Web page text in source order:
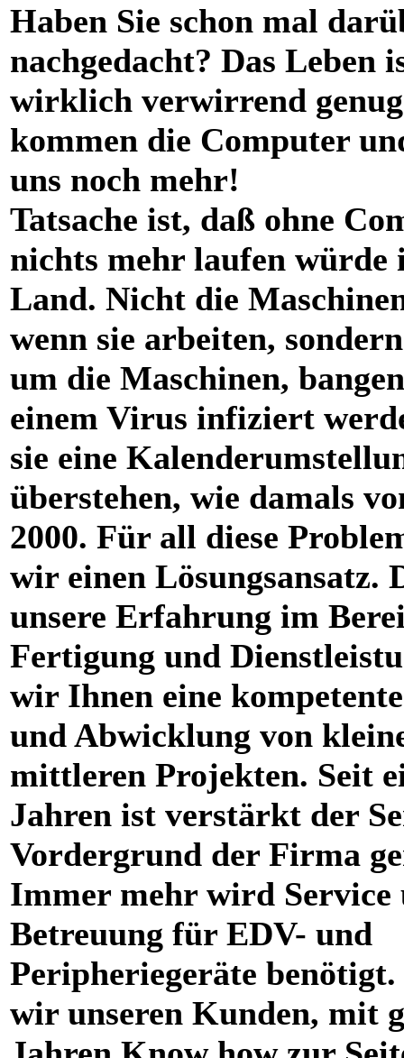
Haben Sie schon mal
nachgedacht? Das Leben
wirklich verwirrend
kommen die Computer
uns noch mehr!
Tatsache ist, daß ohne
nichts mehr laufen würde
Land. Nicht die
wenn sie arbeiten,
um die Maschinen,
einem Virus infiziert
sie eine
überstehen, wie damals
2000. Für all diese
wir einen Lösungsansatz.
unsere Erfahrung im
Fertigung und
wir Ihnen eine
und Abwicklung von
mittleren Projekten. Seit
Jahren ist verstärkt der
Vordergrund der Firma
Immer mehr wird Service
Betreuung für EDV- und
Peripheriegeräte
wir unseren Kunden, mit